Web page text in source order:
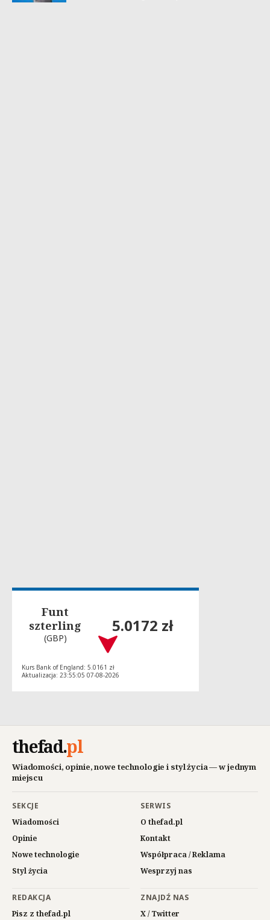
Funt
szterling
(GBP)
5.0172 zł
Kurs Bank of England: 5.0161 zł
Aktualizacja: 23:55:05 07-08-2026
thefad.pl
Wiadomości, opinie, nowe technologie i styl życia — w jednym
miejscu
SEKCJE
Wiadomości
Opinie
Nowe technologie
Styl życia
SERWIS
O thefad.pl
Kontakt
Współpraca / Reklama
Wesprzyj nas
REDAKCJA
Pisz z thefad.pl
ZNAJDŹ NAS
X / Twitter